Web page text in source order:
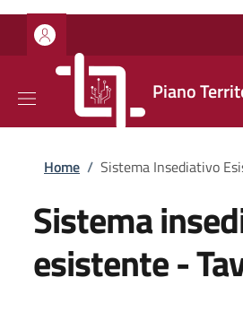
Salta al contenuto principale
Skip to footer content
Piano
Briciole di pane
Home / Sistema Insediativo
Sistema
esistente -